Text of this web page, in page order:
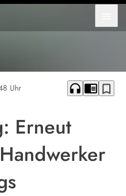
Uhr headphones chrome_reader_mode bookmark_border
Erneut